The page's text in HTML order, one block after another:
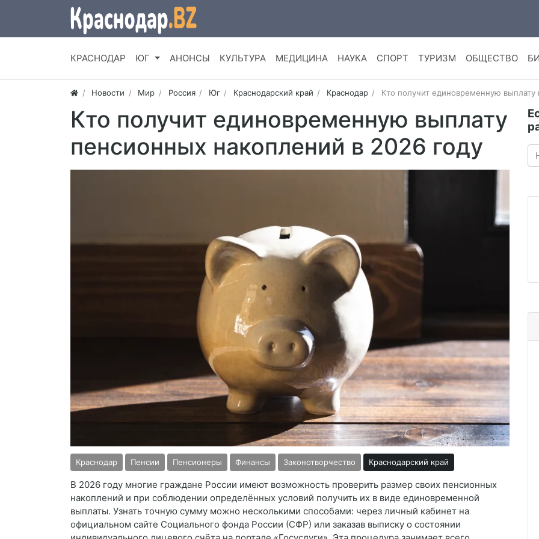
КРАСНОДАР ЮГ АНОНСЫ КУЛЬТУРА МЕДИЦИНА НАУКА СПОРТ ТУРИЗМ ОБЩЕСТВО
Новости Мир Россия Юг Краснодарский край Краснодар Кто получит единовременную
Кто получит единовременную выплату
пенсионных накоплений в 2026 году
Краснодар Пенсии Пенсионеры Финансы Законотворчество Краснодарский край
В 2026 году многие граждане России имеют возможность проверить размер своих пенсионных
накоплений и при соблюдении определённых условий получить их в виде единовременной
выплаты. Узнать точную сумму можно несколькими способами: через личный кабинет на
официальном сайте Социального фонда России (СФР) или заказав выписку о состоянии